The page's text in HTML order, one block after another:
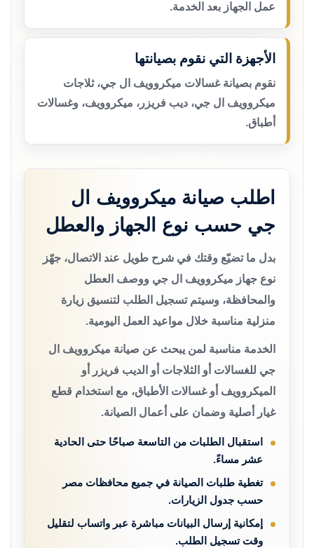
عمل الجهاز بعد الخدمة.
الأجهزة التي نقوم بصيانتها
نقوم بصيانة غسالات ميكروويف ال جي، ثلاجات
ميكروويف ال جي، ديب فريزر، ميكروويف، وغسالات
أطباق.
اطلب صيانة ميكروويف ال
جي حسب نوع الجهاز والعطل
بدل ما تضيّع وقتك في شرح طويل عند الاتصال، جهّز
نوع جهاز ميكروويف ال جي ووصف العطل
والمحافظة، وسيتم تسجيل الطلب لتنسيق زيارة
منزلية مناسبة خلال مواعيد العمل اليومية.
الخدمة مناسبة لمن يبحث عن صيانة ميكروويف ال
جي للغسالات أو الثلاجات أو الديب فريزر أو
الميكروويف أو غسالات الأطباق، مع استخدام قطع
غيار أصلية وضمان على أعمال الصيانة.
استقبال الطلبات من التاسعة صباحًا حتى الحادية
عشر مساءً.
تغطية طلبات الصيانة في جميع محافظات مصر
حسب جدول الزيارات.
إمكانية إرسال البيانات مباشرة عبر واتساب لتقليل
وقت تسجيل الطلب.